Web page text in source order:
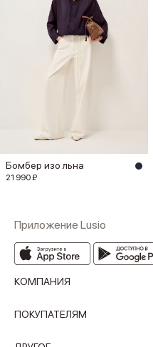
Бомбер изо льна
21 990 ₽
Приложение Lusio
КОМПАНИЯ
ПОКУПАТЕЛЯМ